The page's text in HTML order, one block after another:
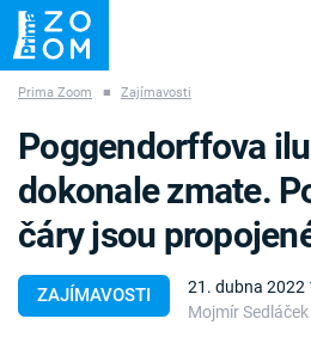
ZÁHADY VETŘELCI DÁVNOVĚKU
Témata
Prima Zoom ■ Zajímavosti
ZAJÍMAVOSTI
21. dubna 2022
Mojmír Sedláček
Poggendorffova
dokonale zmate.
čáry jsou